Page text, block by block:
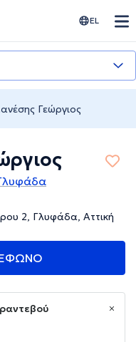
EL
Γεώργιος
2, Γλυφάδα, Αττική